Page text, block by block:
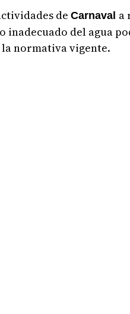
deCarnaval a
inadecuado del agua
la normativa vigente.